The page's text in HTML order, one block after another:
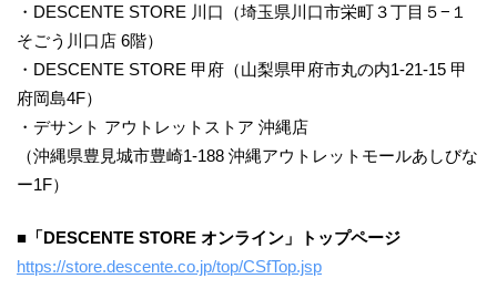
・DESCENTE STORE 川口（埼玉県川口市栄町３丁目５−１
そごう川口店 6階）
・DESCENTE STORE 甲府（山梨県甲府市丸の内1-21-15 甲
府岡島4F）
・デサント アウトレットストア 沖縄店
（沖縄県豊見城市豊崎1-188 沖縄アウトレットモールあしびな
ー1F）
■「DESCENTE STORE オンライン」トップページ
https://store.descente.co.jp/top/CSfTop.jsp